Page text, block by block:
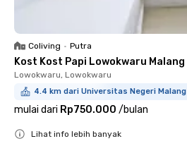
Coliving • Putra
Kost Kost Papi Lowokwaru Malang
Lowokwaru, Lowokwaru
4.4 km dari Universitas Negeri Malang
mulai dari Rp750.000 /bulan
Lihat info lebih banyak